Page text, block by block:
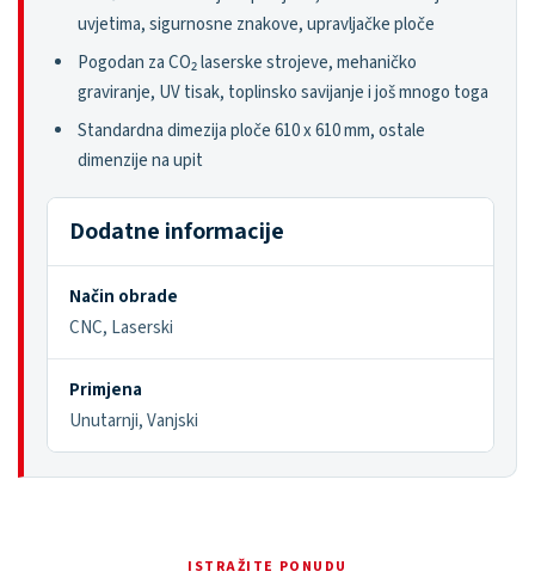
uvjetima, sigurnosne znakove, upravljačke ploče
Pogodan za CO₂ laserske strojeve, mehaničko
graviranje, UV tisak, toplinsko savijanje i još mnogo toga
Standardna dimezija ploče 610 x 610 mm, ostale
dimenzije na upit
Dodatne informacije
Način obrade
CNC, Laserski
Primjena
Unutarnji, Vanjski
ISTRAŽITE PONUDU